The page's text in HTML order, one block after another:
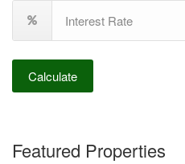
Calculate
Featured Properties